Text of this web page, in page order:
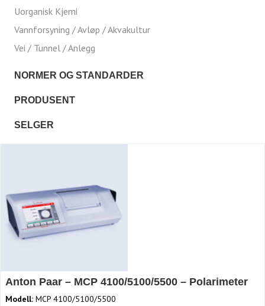
Uorganisk Kjemi
Vannforsyning / Avløp / Akvakultur
Vei / Tunnel / Anlegg
NORMER OG STANDARDER
PRODUSENT
SELGER
Anton Paar – MCP 4100/5100/5500 – Polarimeter
Modell: MCP 4100/5100/5500